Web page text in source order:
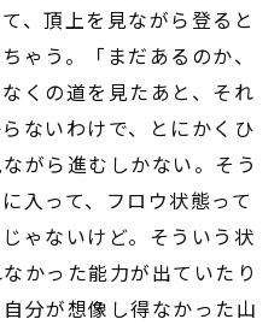
、頂上を見ながら登ると
ゃう。「まだあるのか、
くの道を見たあと、それ
ないわけで、とにかくひ
がら進むしかない。そう
入って、フロウ状態って
ゃないけど。そういう状
かった能力が出ていたり
分が想像し得なかった山